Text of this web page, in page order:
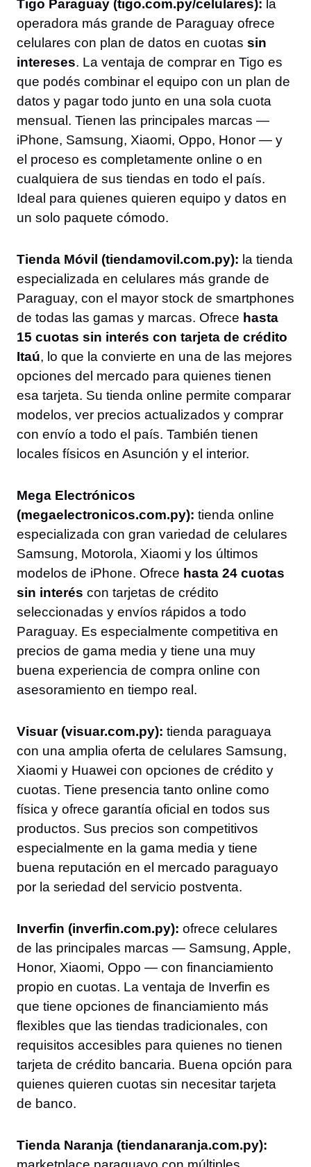
Tigo Paraguay (tigo.com.py/celulares): la
operadora más grande de Paraguay ofrece
celulares con plan de datos en cuotas sin
intereses. La ventaja de comprar en Tigo es
que podés combinar el equipo con un plan de
datos y pagar todo junto en una sola cuota
mensual. Tienen las principales marcas —
iPhone, Samsung, Xiaomi, Oppo, Honor — y
el proceso es completamente online o en
cualquiera de sus tiendas en todo el país.
Ideal para quienes quieren equipo y datos en
un solo paquete cómodo.
Tienda Móvil (tiendamovil.com.py): la tienda
especializada en celulares más grande de
Paraguay, con el mayor stock de smartphones
de todas las gamas y marcas. Ofrece hasta
15 cuotas sin interés con tarjeta de crédito
Itaú, lo que la convierte en una de las mejores
opciones del mercado para quienes tienen
esa tarjeta. Su tienda online permite comparar
modelos, ver precios actualizados y comprar
con envío a todo el país. También tienen
locales físicos en Asunción y el interior.
Mega Electrónicos
(megaelectronicos.com.py): tienda online
especializada con gran variedad de celulares
Samsung, Motorola, Xiaomi y los últimos
modelos de iPhone. Ofrece hasta 24 cuotas
sin interés con tarjetas de crédito
seleccionadas y envíos rápidos a todo
Paraguay. Es especialmente competitiva en
precios de gama media y tiene una muy
buena experiencia de compra online con
asesoramiento en tiempo real.
Visuar (visuar.com.py): tienda paraguaya
con una amplia oferta de celulares Samsung,
Xiaomi y Huawei con opciones de crédito y
cuotas. Tiene presencia tanto online como
física y ofrece garantía oficial en todos sus
productos. Sus precios son competitivos
especialmente en la gama media y tiene
buena reputación en el mercado paraguayo
por la seriedad del servicio postventa.
Inverfin (inverfin.com.py): ofrece celulares
de las principales marcas — Samsung, Apple,
Honor, Xiaomi, Oppo — con financiamiento
propio en cuotas. La ventaja de Inverfin es
que tiene opciones de financiamiento más
flexibles que las tiendas tradicionales, con
requisitos accesibles para quienes no tienen
tarjeta de crédito bancaria. Buena opción para
quienes quieren cuotas sin necesitar tarjeta
de banco.
Tienda Naranja (tiendanaranja.com.py):